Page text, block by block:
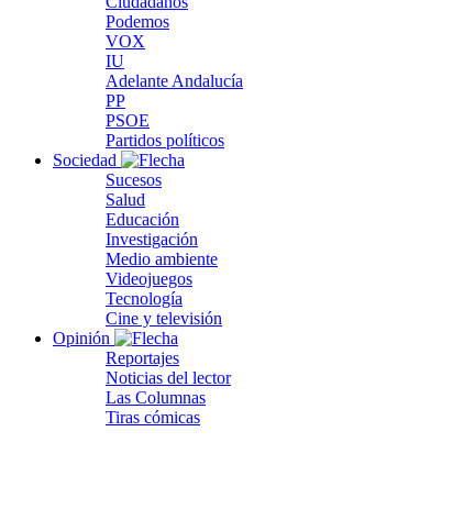
Podemos
VOX
IU
Adelante Andalucía
PP
PSOE
Partidos políticos
Sociedad
Sucesos
Salud
Educación
Investigación
Medio ambiente
Videojuegos
Tecnología
Cine y televisión
Opinión
Reportajes
Noticias del lector
Las Columnas
Tiras cómicas